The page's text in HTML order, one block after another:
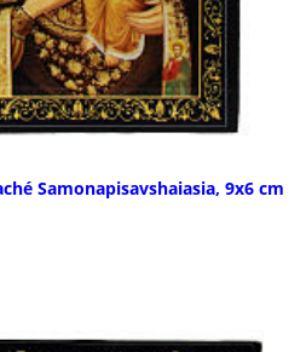
Samonapisavshaiasia, 9x6 cm